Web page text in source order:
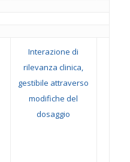
Interazione di
rilevanza clinica,
gestibile attraverso
modifiche del
dosaggio